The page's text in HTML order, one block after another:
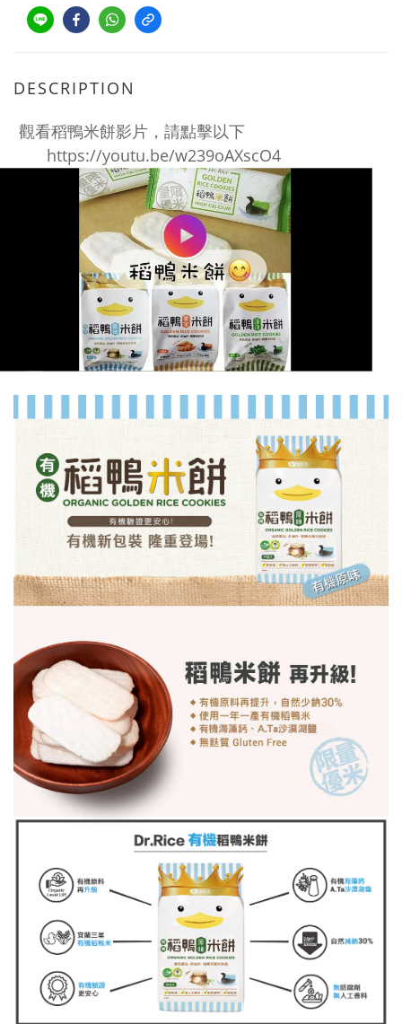
DESCRIPTION
觀看稻鴨米餅影片，請點擊以下
https://youtu.be/w239oAXscO4